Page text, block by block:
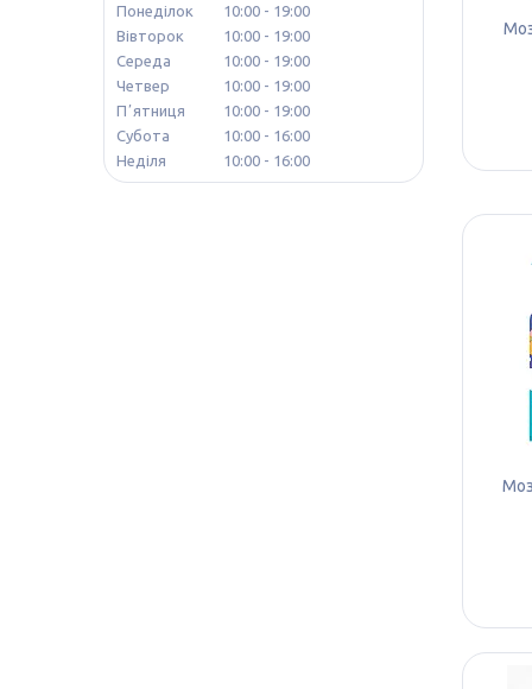
Понеділок 10:00
19:00
Вівторок
10:00
19:00
Середа
10:00
19:00
Четвер
10:00
19:00
Пʼятниця
10:00
19:00
Субота
10:00
16:00
Неділя
10:00 16:00